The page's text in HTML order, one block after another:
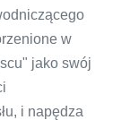
w
jako swój
i napędza